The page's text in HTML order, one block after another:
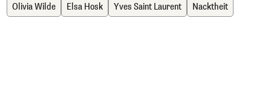
Olivia Wilde Elsa Hosk Yves Saint Laurent Nacktheit